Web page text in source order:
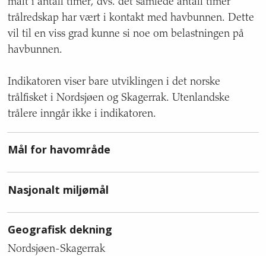
nasjonalt
miljømål,
geografisk
dekning,
og
usikkerhet,
referansenivå,
status
for
sist
oppdatert,
oppdatering,
ansvarlig
etat,
datasett
og
målt i antall timer, dvs. det samlede antall timer
trålredskap har vært i kontakt med havbunnen. Dette
vil til en viss grad kunne si noe om belastningen på
havbunnen.
Indikatoren viser bare utviklingen i det norske
trålfisket i Nordsjøen og Skagerrak. Utenlandske
trålere inngår ikke i indikatoren.
Mål for havområde
Nasjonalt miljømål
Geografisk dekning
Nordsjøen-Skagerrak